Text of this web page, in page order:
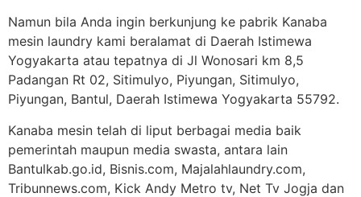
Namun bila Anda ingin berkunjung ke pabrik Kanaba
mesin laundry kami beralamat di Daerah Istimewa
Yogyakarta atau tepatnya di Jl Wonosari km 8,5
Padangan Rt 02, Sitimulyo, Piyungan, Sitimulyo,
Piyungan, Bantul, Daerah Istimewa Yogyakarta 55792.
Kanaba mesin telah di liput berbagai media baik
pemerintah maupun media swasta, antara lain
Bantulkab.go.id, Bisnis.com, Majalahlaundry.com,
Tribunnews.com, Kick Andy Metro tv, Net Tv Jogja dan